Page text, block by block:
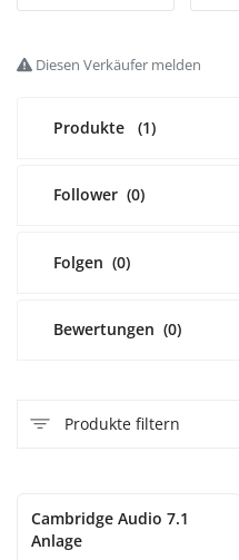
Anmelden
Registrieren
Diesen Verkäufer melden
Produkte (1)
Follower (0)
Folgen (0)
Bewertungen (0)
Produkte filtern
Cambridge Audio 7.1
Anlage